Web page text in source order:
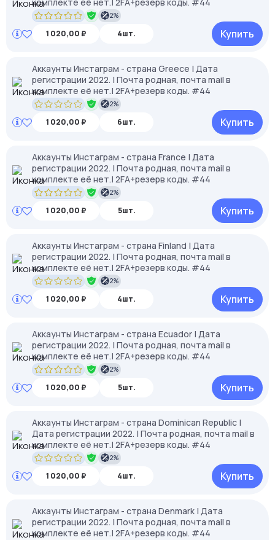
комплекте её нет.| 2FA+резерв коды. #44
2%
1 020,00 ₽ 4шт. Купить
Аккаунты Инстаграм - страна Greece | Дата
регистрации 2022. | Почта родная, почта mail в
комплекте её нет.| 2FA+резерв коды. #44
2%
1 020,00 ₽ 6шт. Купить
Аккаунты Инстаграм - страна France | Дата
регистрации 2022. | Почта родная, почта mail в
комплекте её нет.| 2FA+резерв коды. #44
2%
1 020,00 ₽ 5шт. Купить
Аккаунты Инстаграм - страна Finland | Дата
регистрации 2022. | Почта родная, почта mail в
комплекте её нет.| 2FA+резерв коды. #44
2%
1 020,00 ₽ 4шт. Купить
Аккаунты Инстаграм - страна Ecuador | Дата
регистрации 2022. | Почта родная, почта mail в
комплекте её нет.| 2FA+резерв коды. #44
2%
1 020,00 ₽ 5шт. Купить
Аккаунты Инстаграм - страна Dominican Republic |
Дата регистрации 2022. | Почта родная, почта mail в
комплекте её нет.| 2FA+резерв коды. #44
2%
1 020,00 ₽ 4шт. Купить
Аккаунты Инстаграм - страна Denmark | Дата
регистрации 2022. | Почта родная, почта mail в
комплекте её нет.| 2FA+резерв коды. #44